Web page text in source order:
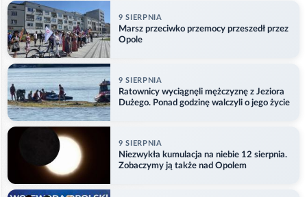
9 SIERPNIA
Marsz przeciwko przemocy przeszedł przez
Opole
9 SIERPNIA
Ratownicy wyciągnęli mężczyznę z Jeziora
Dużego. Ponad godzinę walczyli o jego życie
9 SIERPNIA
Niezwykła kumulacja na niebie 12 sierpnia.
Zobaczymy ją także nad Opolem